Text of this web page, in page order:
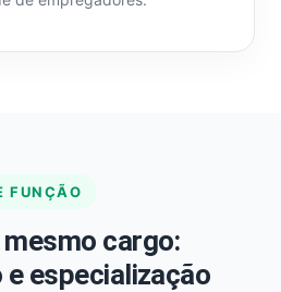
FUNÇÃO
cargo:
especialização